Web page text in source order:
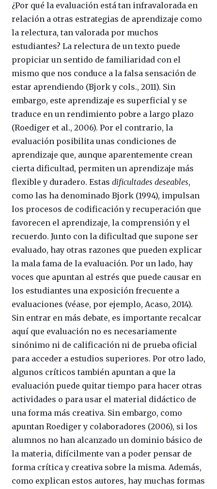
¿Por qué la evaluación está tan infravalorada en
relación a otras estrategias de aprendizaje como
la relectura, tan valorada por muchos
estudiantes? La relectura de un texto puede
propiciar un sentido de familiaridad con el
mismo que nos conduce a la falsa sensación de
estar aprendiendo (Bjork y cols., 2011). Sin
embargo, este aprendizaje es superficial y se
traduce en un rendimiento pobre a largo plazo
(Roediger et al., 2006). Por el contrario, la
evaluación posibilita unas condiciones de
aprendizaje que, aunque aparentemente crean
cierta dificultad, permiten un aprendizaje más
flexible y duradero. Estas dificultades deseables,
como las ha denominado Bjork (1994), impulsan
los procesos de codificación y recuperación que
favorecen el aprendizaje, la comprensión y el
recuerdo. Junto con la dificultad que supone ser
evaluado, hay otras razones que pueden explicar
la mala fama de la evaluación. Por un lado, hay
voces que apuntan al estrés que puede causar en
los estudiantes una exposición frecuente a
evaluaciones (véase, por ejemplo, Acaso, 2014).
Sin entrar en más debate, es importante recalcar
aquí que evaluación no es necesariamente
sinónimo ni de calificación ni de prueba oficial
para acceder a estudios superiores. Por otro lado,
algunos críticos también apuntan a que la
evaluación puede quitar tiempo para hacer otras
actividades o para usar el material didáctico de
una forma más creativa. Sin embargo, como
apuntan Roediger y colaboradores (2006), si los
alumnos no han alcanzado un dominio básico de
la materia, difícilmente van a poder pensar de
forma crítica y creativa sobre la misma. Además,
como explican estos autores, hay muchas formas